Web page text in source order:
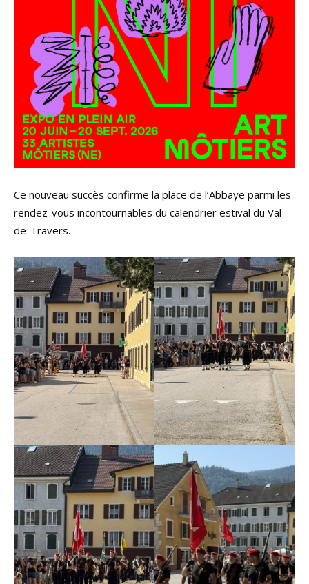
Ce nouveau succès confirme la place de l’Abbaye parmi les
rendez-vous incontournables du calendrier estival du Val-
de-Travers.